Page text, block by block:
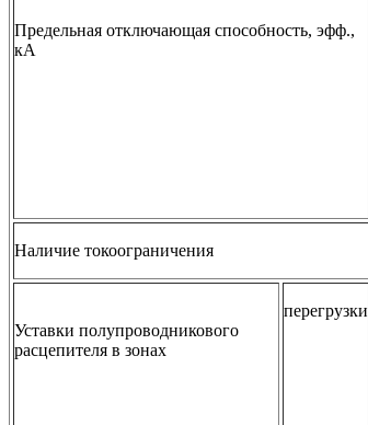
Предельная отключающая способность, эфф.,
кА
Наличие токоограничения
Уставки полупроводникового
расцепителя в зонах
перегрузки